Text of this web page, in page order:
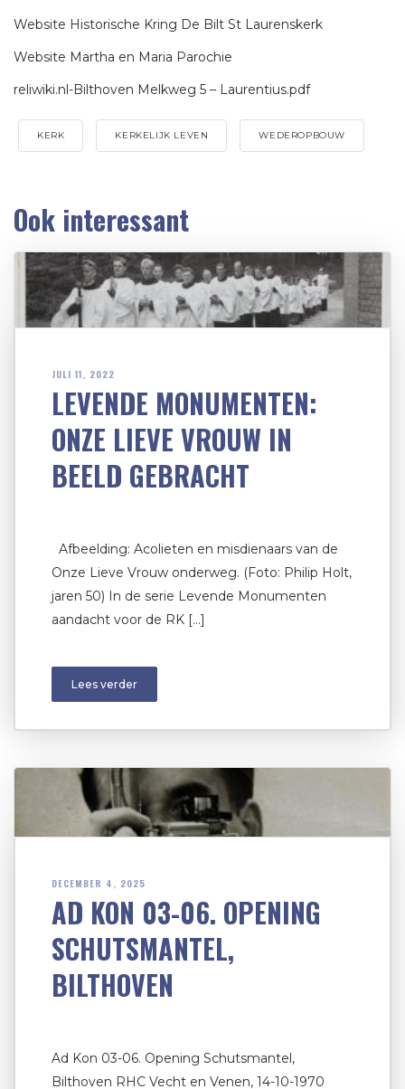
Website Historische Kring De Bilt St Laurenskerk
Website Martha en Maria Parochie
reliwiki.nl-Bilthoven Melkweg 5 – Laurentius.pdf
KERK KERKELIJK LEVEN WEDEROPBOUW
Ook interessant
JULI 11, 2022
LEVENDE MONUMENTEN:
ONZE LIEVE VROUW IN
BEELD GEBRACHT
Afbeelding: Acolieten en misdienaars van de
Onze Lieve Vrouw onderweg. (Foto: Philip Holt,
jaren 50) In de serie Levende Monumenten
aandacht voor de RK […]
Lees verder
DECEMBER 4, 2025
AD KON 03-06. OPENING
SCHUTSMANTEL,
BILTHOVEN
Ad Kon 03-06. Opening Schutsmantel,
Bilthoven RHC Vecht en Venen, 14-10-1970